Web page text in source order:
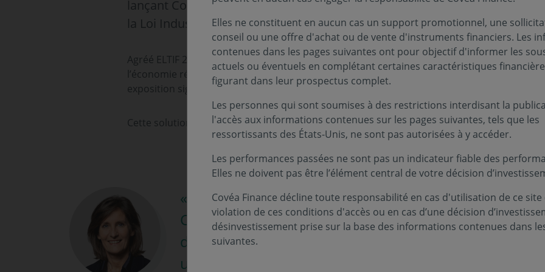
lançant Covéa Solution ELTIF, son premier fonds ELTIF qui s’inscrit dans
la Loi Industrie Verte.
Agréé ELTIF 2.0, Covéa Solution ELTIF a pour ambition de soutenir le financement
l’économie réelle et durable. Le fonds combinera principalement des investissements
exposition significative aux PME européennes, aux obligations vertes et aux infrastructures
Cette solution d’investissement est disponible dans les PER des réseaux vie du Groupe
« « Le travail de co-construction réalisé entre la
Covéa et Covéa Finance nous permet aujourd’hui
d’investissement innovant à nos clients qui
un cadre réglementaire européen en accédant à des
Elles ne constituent en aucun cas un support promotionnel, une
conseil ou une offre d'achat ou de vente d'instruments financiers. Les
contenues dans les pages suivantes ont pour objectif d'informer les
actuels ou éventuels en complétant certaines caractéristiques
figurant dans leur prospectus complet.
Les personnes qui sont soumises à des restrictions interdisant la
l'accès aux informations contenues sur les pages suivantes, tels que les
ressortissants des États-Unis, ne sont pas autorisées à y accéder.
Les performances passées ne sont pas un indicateur fiable des
Elles ne doivent pas être l’élément central de votre décision
Covéa Finance décline toute responsabilité en cas d'utilisation de ce
violation de ces conditions d'accès ou en cas d’une décision
désinvestissement prise sur la base des informations contenues dans
suivantes.